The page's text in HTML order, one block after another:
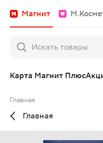
Магнит
Карта Магнит Плюс
Главная
Главная